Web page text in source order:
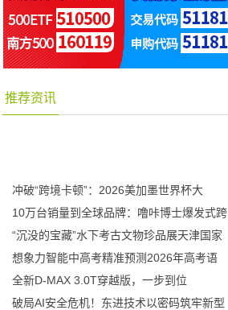
推荐资讯
冲破“跨境卡顿”：2026美加墨世界杯大
10万台销量到全球品牌：噜咔博士爆发式跨
“沉没的宝藏”水下考古文物珍品展天津国家
想象力智能中高考精准预测2026年高考语
全新D-MAX 3.0T穿越版，一步到位
破局AI安全危机！东进技术以密码筑牢新型